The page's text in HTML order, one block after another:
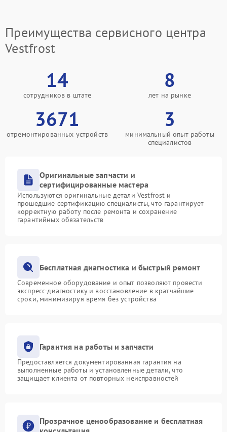
Преимущества сервисного центра
Vestfrost
14
сотрудников в штате
8
лет на рынке
3671
отремонтированных устройств
3
минимальный опыт работы
специалистов
Оригинальные запчасти и
сертифицированные мастера
Используются оригинальные детали Vestfrost и
прошедшие сертификацию специалисты, что гарантирует
корректную работу после ремонта и сохранение
гарантийных обязательств
Бесплатная диагностика и быстрый ремонт
Современное оборудование и опыт позволяют провести
экспресс-диагностику и восстановление в кратчайшие
сроки, минимизируя время без устройства
Гарантия на работы и запчасти
Предоставляется документированная гарантия на
выполненные работы и установленные детали, что
защищает клиента от повторных неисправностей
Прозрачное ценообразование и бесплатная